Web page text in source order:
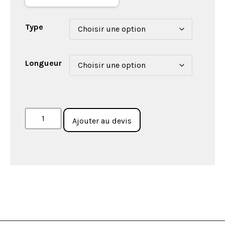
Type
Longueur
Ajouter au devis